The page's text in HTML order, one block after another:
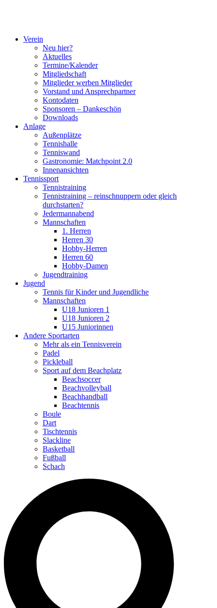
Verein
Neu hier?
Aktuelles
Termine/Kalender
Mitgliedschaft
Mitglieder werben Mitglieder
Vorstand und Ansprechpartner
Kontodaten
Sponsoren – Dankeschön
Downloads
Anlage
Außenplätze
Tennishalle
Tenniswand
Gastronomie: Matchpoint 2.0
Innenansichten
Tennissport
Tennistraining
Tennistraining – reinschnuppern oder gleich
durchstarten?
Jedermannabend
Mannschaften
1. Herren
Herren 30
Hobby-Herren
Herren 60
Hobby-Damen
Jugendtraining
Jugend
Tennis für Kinder und Jugendliche
Mannschaften
U18 Junioren 1
U18 Junioren 2
U15 Juniorinnen
Andere Sportarten
Mehr als ein Tennisverein
Padel
Pickleball
Sport auf dem Beachplatz
Beachsoccer
Beachvolleyball
Beachhandball
Beachtennis
Boule
Dart
Tischtennis
Slackline
Basketball
Fußball
Schach